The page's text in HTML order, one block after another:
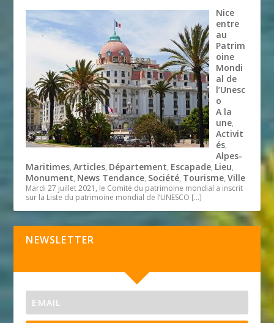
Nice
entre
au
Patrim
oine
Mondi
al de
l’Unesc
o
A la
une,
Activit
és,
Alpes-
Maritimes,Articles, Département, Escapade, Lieu,
Monument, News Tendance, Société, Tourisme,Ville
Mardi 27 juillet 2021, le Comité du patrimoine mondial a inscrit
sur la Liste du patrimoine mondial de l’UNESCO […]
NEWSLETTER